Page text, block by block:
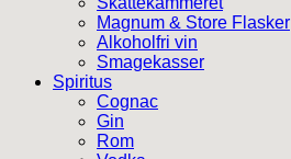
Magnum & Store Flasker
Alkoholfri vin
Smagekasser
Spiritus
Cognac
Gin
Rom